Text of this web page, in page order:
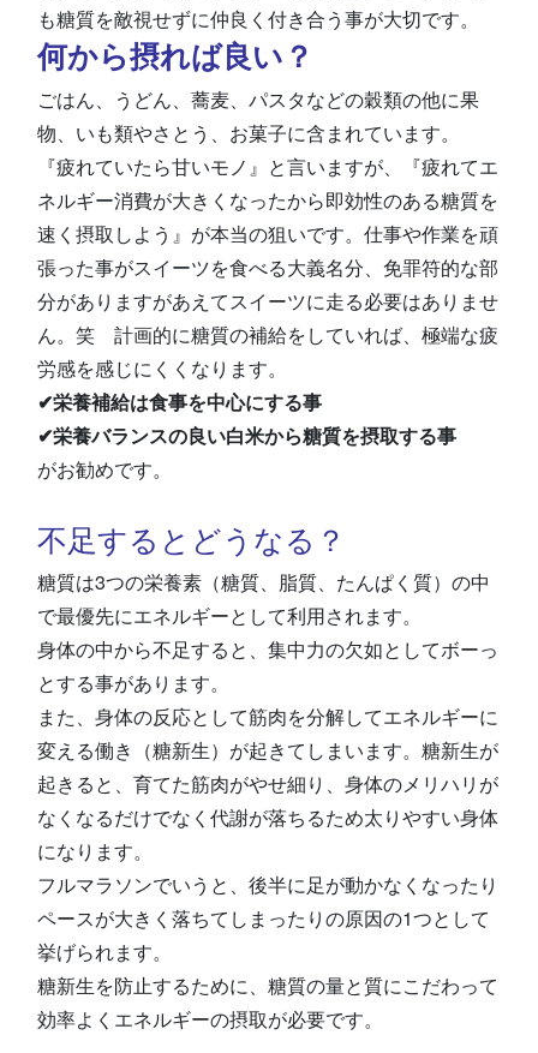
も糖質を敵視せずに仲良く付き合う事が大切です。
何から摂れば良い？
ごはん、うどん、蕎麦、パスタなどの穀類の他に果
物、いも類やさとう、お菓子に含まれています。
『疲れていたら甘いモノ』と言いますが、『疲れてエ
ネルギー消費が大きくなったから即効性のある糖質を
速く摂取しよう』が本当の狙いです。仕事や作業を頑
張った事がスイーツを食べる大義名分、免罪符的な部
分がありますがあえてスイーツに走る必要はありませ
ん。笑 計画的に糖質の補給をしていれば、極端な疲
労感を感じにくくなります。
✔栄養補給は食事を中心にする事
✔栄養バランスの良い白米から糖質を摂取する事
がお勧めです。
不足するとどうなる？
糖質は3つの栄養素（糖質、脂質、たんぱく質）の中
で最優先にエネルギーとして利用されます。
身体の中から不足すると、集中力の欠如としてボーっ
とする事があります。
また、身体の反応として筋肉を分解してエネルギーに
変える働き（糖新生）が起きてしまいます。糖新生が
起きると、育てた筋肉がやせ細り、身体のメリハリが
なくなるだけでなく代謝が落ちるため太りやすい身体
になります。
フルマラソンでいうと、後半に足が動かなくなったり
ペースが大きく落ちてしまったりの原因の1つとして
挙げられます。
糖新生を防止するために、糖質の量と質にこだわって
効率よくエネルギーの摂取が必要です。